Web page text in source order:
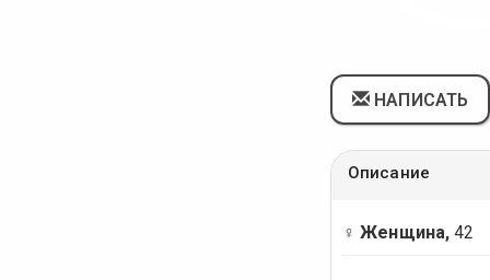
НАПИСАТЬ
Описание
♀ Женщина, 42